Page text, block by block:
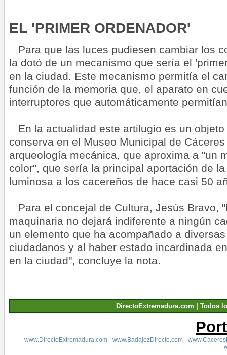
EL 'PRIMER ORDENADOR'
Para que las luces pudiesen cambiar los
la dotó de un mecanismo que sería el
en la ciudad. Este mecanismo permitía el
función de la memoria que, el aparato en
interruptores que automáticamente
En la actualidad este artilugio es un
conserva en el Museo Municipal de
arqueología mecánica, que aproxima a "un
color", que sería la principal aportación de
luminosa a los cacereños de hace casi 50
Para el concejal de Cultura, Jesús Bravo,
maquinaria no dejará indiferente a ningún
un elemento que ha acompañado a
ciudadanos y al haber estado incardinada
en la ciudad", concluye la nota.
DirectoExtremadura.com | Todos
www.DirectoExtremadura.com- www.BadajozDirecto.com-